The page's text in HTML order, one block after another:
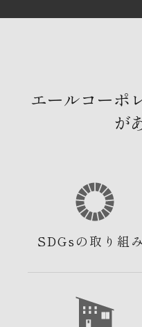
エールコーポ
が
SDGsの取り組み